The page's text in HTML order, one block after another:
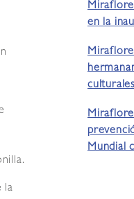
la
en la
Mundial